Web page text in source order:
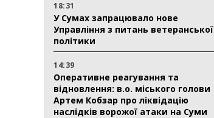
18:31
У Сумах запрацювало нове
Управління з питань ветеранської
політики
14:39
Оперативне реагування та
відновлення: в.о. міського голови
Артем Кобзар про ліквідацію
наслідків ворожої атаки на Суми